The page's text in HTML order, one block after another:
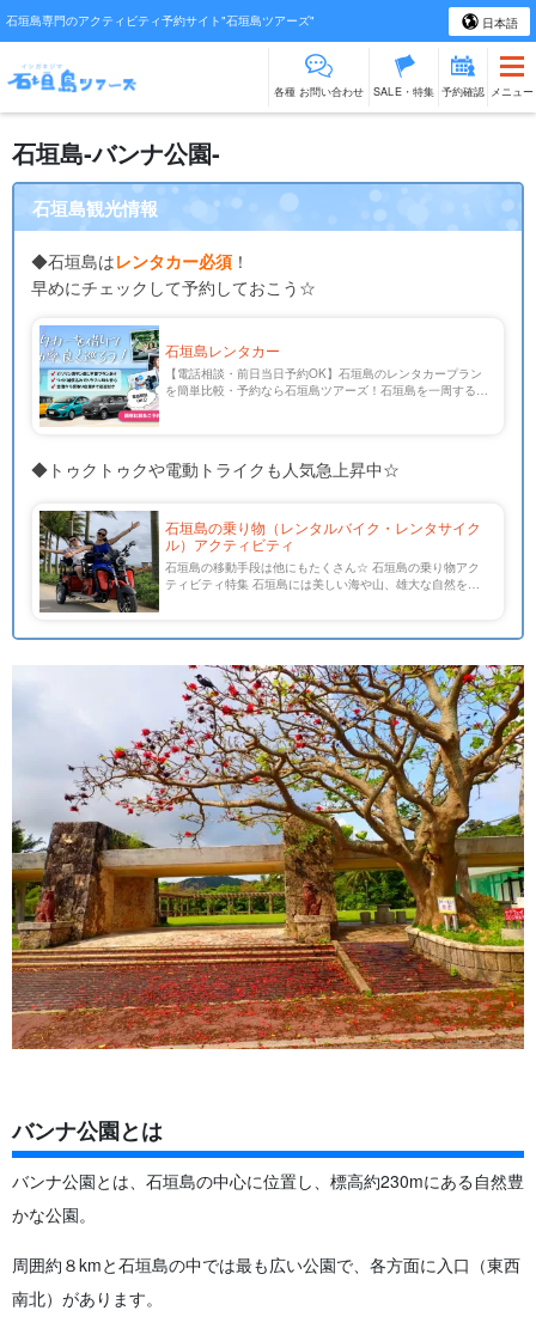
石垣島専門のアクティビティ予約サイト"石垣島ツアーズ" 日本語
各種 お問い合わせ SALE・特集 予約確認 メニュー
石垣島‐バンナ公園‐
石垣島観光情報
◆石垣島はレンタカー必須 ！
早めにチェックして予約しておこう☆
石垣島レンタカー
【電話相談・前日当日予約OK】石垣島のレンタカープラン
を簡単比較・予約なら石垣島ツアーズ！石垣島を一周するに
◆トゥクトゥクや電動トライクも人気急上昇中☆
石垣島の乗り物（レンタルバイク・レンタサイク
ル）アクティビティ
石垣島の移動手段は他にもたくさん☆ 石垣島の乗り物アク
ティビティ特集 石垣島には美しい海や山、雄大な自然を見
なん […]
バンナ公園とは
バンナ公園とは、石垣島の中心に位置し、標高約230mにある自然豊
かな公園。
周囲約８kmと石垣島の中では最も広い公園で、各方面に入口（東西
南北）があります。